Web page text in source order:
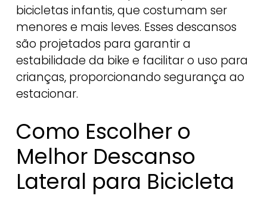
bicicletas infantis, que costumam ser
menores e mais leves. Esses descansos
são projetados para garantir a
estabilidade da bike e facilitar o uso para
crianças, proporcionando segurança ao
estacionar.
Como Escolher o
Melhor Descanso
Lateral para Bicicleta